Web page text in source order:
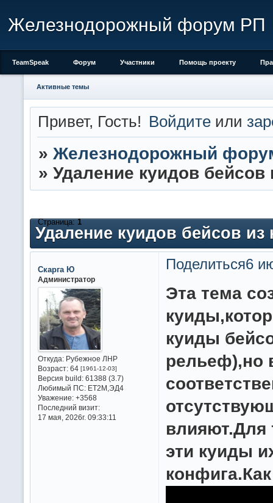
Железнодорожный форум РП
TeamSpeak Форум Участники Помощь проекту
Активные темы
Привет, Гость! Войдите или
» Железнодорожный
» Удаление куидов бейсов
Удаление куидов бейсов из
Страница:1
Поделиться6
Скарга Ю
Администратор
Откуда:Рубежное ЛНР
Возраст:64 [1961-12-03]
Версия build:61388 (3.7)
Любимый ПС:ET2M,ЭД4
Уважение: +3568
Последний визит:
17 мая, 2026г. 09:33:11
Эта тема
куиды
рельеф),но
влияют.Для
эти куиды